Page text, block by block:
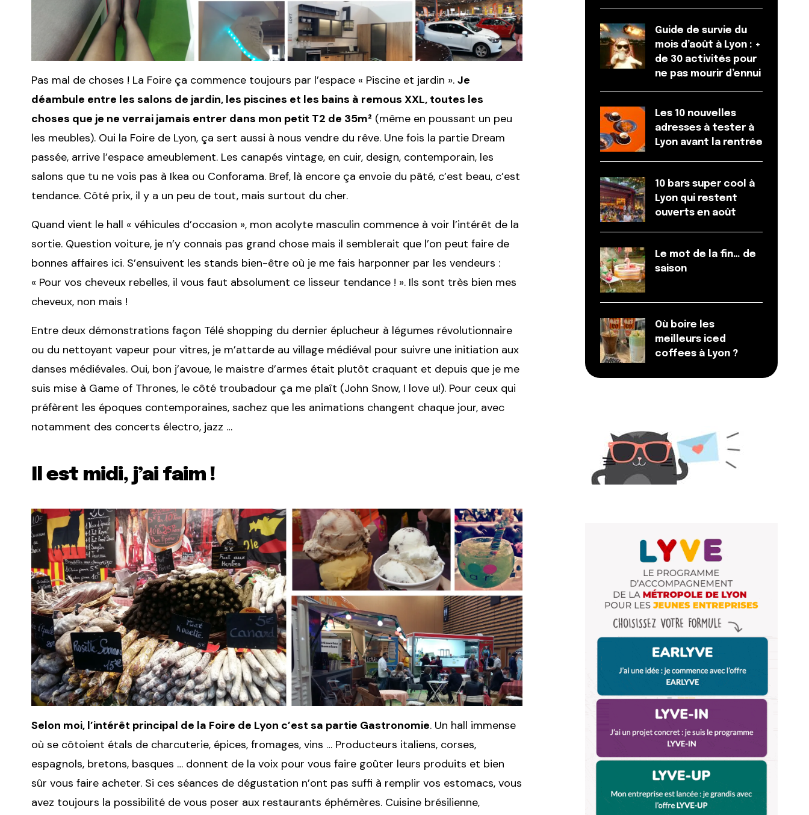
Pas mal de choses ! La Foire ça commence toujours par l’espace « Piscine et jardin ». Je
déambule entre les salons de jardin, les piscines et les bains à remous XXL, toutes les
choses que je ne verrai jamais entrer dans mon petit T2 de 35m² (même en poussant un peu
les meubles). Oui la Foire de Lyon, ça sert aussi à nous vendre du rêve. Une fois la partie Dream
passée, arrive l’espace ameublement. Les canapés vintage, en cuir, design, contemporain, les
salons que tu ne vois pas à Ikea ou Conforama. Bref, là encore ça envoie du pâté, c’est beau, c’est
tendance. Côté prix, il y a un peu de tout, mais surtout du cher.
Quand vient le hall « véhicules d’occasion », mon acolyte masculin commence à voir l’intérêt de la
sortie. Question voiture, je n’y connais pas grand chose mais il semblerait que l’on peut faire de
bonnes affaires ici. S’ensuivent les stands bien-être où je me fais harponner par les vendeurs :
« Pour vos cheveux rebelles, il vous faut absolument ce lisseur tendance ! ». Ils sont très bien mes
cheveux, non mais !
Entre deux démonstrations façon Télé shopping du dernier éplucheur à légumes révolutionnaire
ou du nettoyant vapeur pour vitres, je m’attarde au village médiéval pour suivre une initiation aux
danses médiévales. Oui, bon j’avoue, le maistre d’armes était plutôt craquant et depuis que je me
suis mise à Game of Thrones, le côté troubadour ça me plaît (John Snow, I love u!). Pour ceux qui
préfèrent les époques contemporaines, sachez que les animations changent chaque jour, avec
notamment des concerts électro, jazz …
Il est midi, j’ai faim !
Selon moi, l’intérêt principal de la Foire de Lyon c’est sa partie Gastronomie. Un hall immense
où se côtoient étals de charcuterie, épices, fromages, vins … Producteurs italiens, corses,
espagnols, bretons, basques … donnent de la voix pour vous faire goûter leurs produits et bien
sûr vous faire acheter. Si ces séances de dégustation n’ont pas suffi à remplir vos estomacs, vous
avez toujours la possibilité de vous poser aux restaurants éphémères. Cuisine brésilienne,
Guide de survie du
mois d’août à Lyon : +
de 30 activités pour
ne pas mourir d’ennui
Les 10 nouvelles
adresses à tester à
Lyon avant la rentrée
10 bars super cool à
Lyon qui restent
ouverts en août
Le mot de la fin… de
saison
Où boire les
meilleurs iced
coffees à Lyon ?